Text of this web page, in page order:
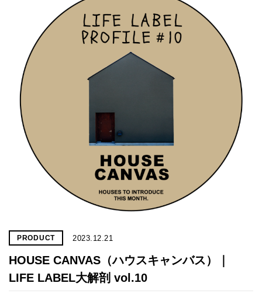
PRODUCT 2023.12.21
HOUSE CANVAS（ハウスキャンバス）｜
LIFE LABEL大解剖 vol.10